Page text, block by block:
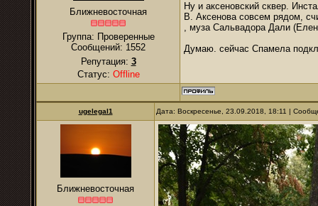
Ближневосточная
Группа: Проверенные
Сообщений: 1552
Репутация: 3
Статус: Offline
Ну и аксеновский сквер.
В. Аксенова совсем рядом,
, муза Сальвадора Дали
Думаю. сейчас Спамела
ugelegal1 Дата: Воскресенье, 23.09.2018, 18:11 |
Ближневосточная